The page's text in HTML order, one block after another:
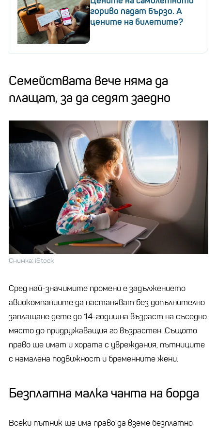
гориво падат бързо. А
цените на билетите?
Семействата вече няма да
плащат, за да седят заедно
Снимка: iStock
Сред най-значимите промени е задължението
авиокомпаниите да настаняват без допълнително
заплащане дете до 14-годишна възраст на съседно
място до придружаващия го възрастен. Същото
право ще имат и хората с увреждания, пътниците
с намалена подвижност и бременните жени.
Безплатна малка чанта на борда
Всеки пътник ще има право да вземе безплатно